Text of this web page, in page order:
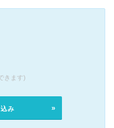
きます)
み